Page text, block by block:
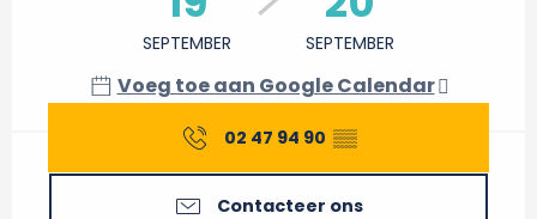
SEPTEMBER SEPTEMBER
Voeg toe aan Google Calendar
02 47 94 90 ▒▒
Contacteer ons